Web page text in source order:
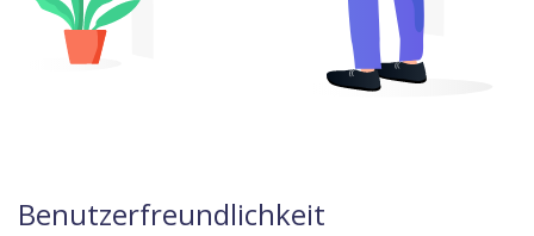
Benutzerfreundlichkeit